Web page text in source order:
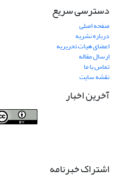
دسترسی سریع
صفحه اصلی
درباره نشریه
اعضای هیات تحریریه
ارسال مقاله
تماس با ما
نقشه سایت
آخرین اخبار
اشتراک خبرنامه